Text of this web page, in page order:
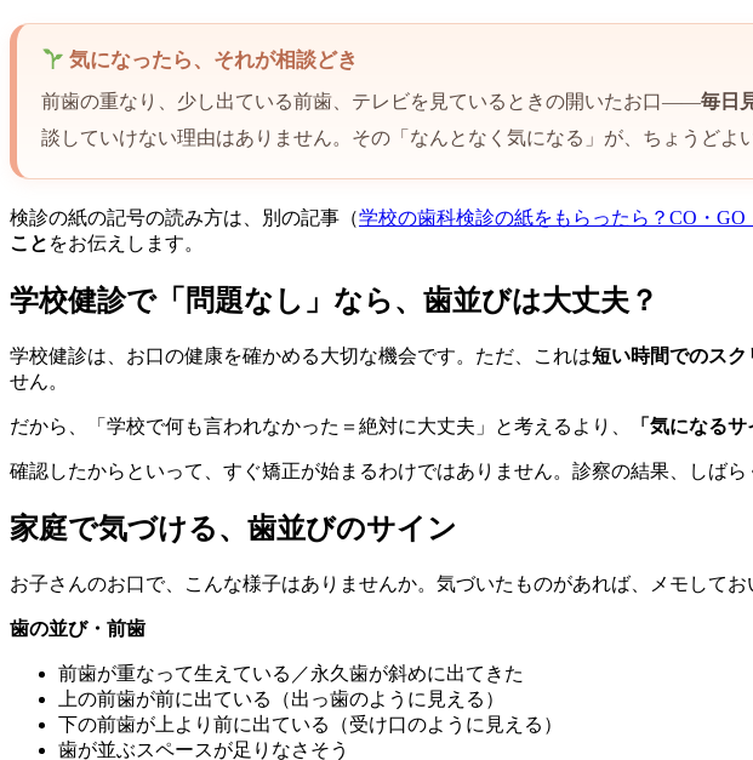
気になったら、それが相談どき
前歯の重なり、少し出ている前歯、テレビを見ているときの開いたお口——毎日
談していけない理由はありません。その「なんとなく気になる」が、ちょうどよ
検診の紙の記号の読み方は、別の記事（学校の歯科検診の紙をもらったら？CO・GO
こと をお伝えします。
学校健診で「問題なし」なら、歯並びは大丈夫？
学校健診は、お口の健康を確かめる大切な機会です。ただ、これは短い時間でのスク
せん。
だから、「学校で何も言われなかった＝絶対に大丈夫」と考えるより、 「気になる
確認したからといって、すぐ矯正が始まるわけではありません。診察の結果、しば
家庭で気づける、歯並びのサイン
お子さんのお口で、こんな様子はありませんか。気づいたものがあれば、メモしてお
歯の並び・前歯
前歯が重なって生えている／永久歯が斜めに出てきた
上の前歯が前に出ている（出っ歯のように見える）
下の前歯が上より前に出ている（受け口のように見える）
歯が並ぶスペースが足りなさそう